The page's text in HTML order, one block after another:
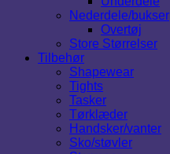
Nederdele/bukser
Overtøj
Store Størrelser
Tilbehør
Shapewear
Tights
Tasker
Tørklæder
Handsker/vanter
Sko/støvler